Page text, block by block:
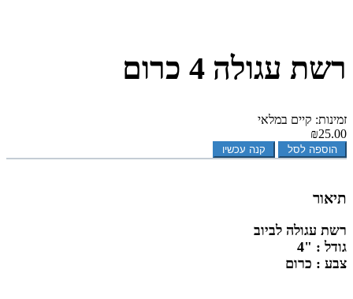
רשת עגולה 4 כרום
זמינות: קיים במלאי
₪25.00
הוספה לסל קנה עכשיו
תיאור
רשת עגולה לביוב
גודל : "4
צבע : כרום